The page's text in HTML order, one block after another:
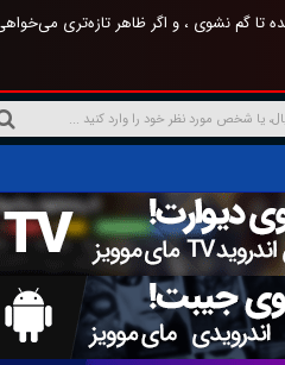
تا گم نشوی ، و اگر ظاهر تازه‌تری